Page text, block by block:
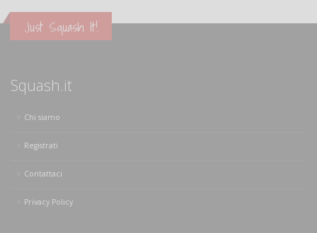
Just Squash It!
Squash.it
Chi siamo
Registrati
Contattaci
Privacy Policy